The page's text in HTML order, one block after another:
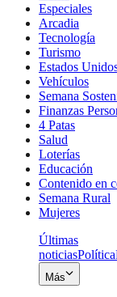
Especiales
Arcadia
Tecnología
Turismo
Estados
Vehículos
Semana
Finanzas
4 Patas
Salud
Loterías
Educación
Contenido en
Semana Rural
Mujeres
Últimas
noticiasPolítica
Más